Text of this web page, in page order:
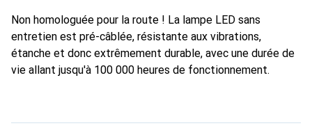
Non homologuée pour la route ! La lampe LED sans
entretien est pré-câblée, résistante aux vibrations,
étanche et donc extrêmement durable, avec une durée de
vie allant jusqu'à 100 000 heures de fonctionnement.